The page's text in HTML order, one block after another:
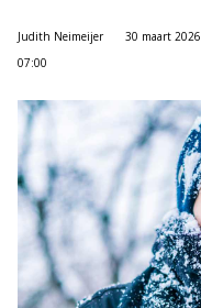
Judith Neimeijer
30 maart 2026
07:00